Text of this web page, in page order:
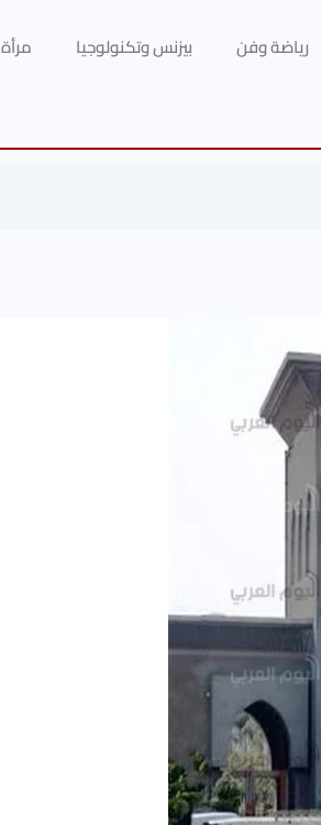
رياضة وفن بيزنس وتكنولوجيا مرأة